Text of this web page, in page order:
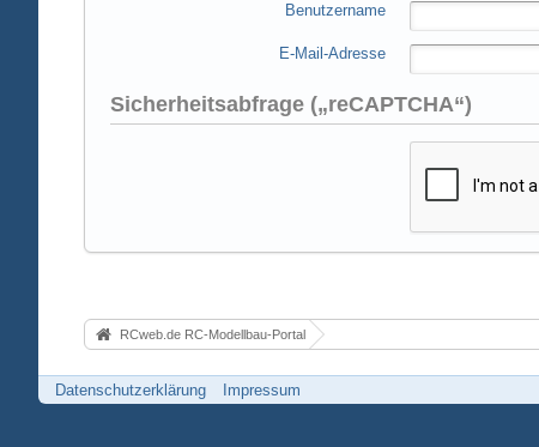
Benutzername
E-Mail-Adresse
Sicherheitsabfrage („reCAPTCHA“)
RCweb.de RC-Modellbau-Portal
Datenschutzerklärung Impressum